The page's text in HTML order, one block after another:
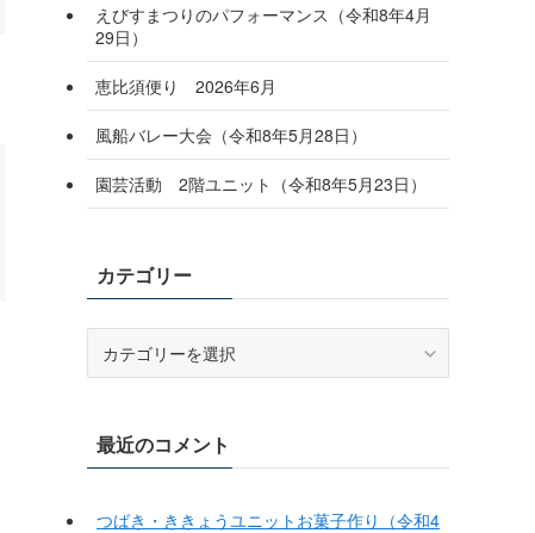
えびすまつりのパフォーマンス（令和8年4月
29日）
恵比須便り 2026年6月
風船バレー大会（令和8年5月28日）
園芸活動 2階ユニット（令和8年5月23日）
カテゴリー
ー
最近のコメント
つばき・ききょうユニットお菓子作り（令和4